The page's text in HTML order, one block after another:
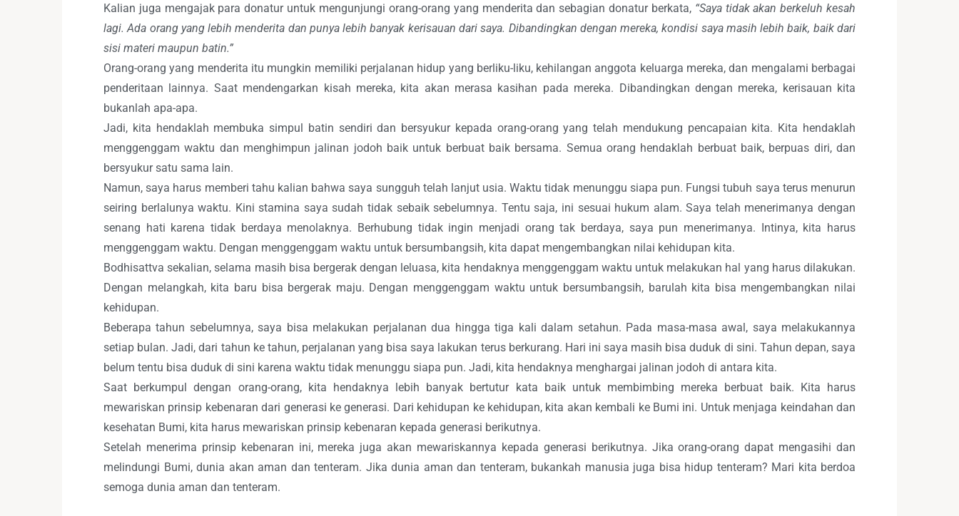
Kalian juga mengajak para donatur untuk mengunjungi orang-orang yang menderita dan sebagian donatur berkata, “Saya tidak akan berkeluh kesah
lagi. Ada orang yang lebih menderita dan punya lebih banyak kerisauan dari saya. Dibandingkan dengan mereka, kondisi saya masih lebih baik, baik dari
sisi materi maupun batin.”
Orang-orang yang menderita itu mungkin memiliki perjalanan hidup yang berliku-liku, kehilangan anggota keluarga mereka, dan mengalami berbagai
penderitaan lainnya. Saat mendengarkan kisah mereka, kita akan merasa kasihan pada mereka. Dibandingkan dengan mereka, kerisauan kita
bukanlah apa-apa.
Jadi, kita hendaklah membuka simpul batin sendiri dan bersyukur kepada orang-orang yang telah mendukung pencapaian kita. Kita hendaklah
menggenggam waktu dan menghimpun jalinan jodoh baik untuk berbuat baik bersama. Semua orang hendaklah berbuat baik, berpuas diri, dan
bersyukur satu sama lain.
Namun, saya harus memberi tahu kalian bahwa saya sungguh telah lanjut usia. Waktu tidak menunggu siapa pun. Fungsi tubuh saya terus menurun
seiring berlalunya waktu. Kini stamina saya sudah tidak sebaik sebelumnya. Tentu saja, ini sesuai hukum alam. Saya telah menerimanya dengan
senang hati karena tidak berdaya menolaknya. Berhubung tidak ingin menjadi orang tak berdaya, saya pun menerimanya. Intinya, kita harus
menggenggam waktu. Dengan menggenggam waktu untuk bersumbangsih, kita dapat mengembangkan nilai kehidupan kita.
Bodhisattva sekalian, selama masih bisa bergerak dengan leluasa, kita hendaknya menggenggam waktu untuk melakukan hal yang harus dilakukan.
Dengan melangkah, kita baru bisa bergerak maju. Dengan menggenggam waktu untuk bersumbangsih, barulah kita bisa mengembangkan nilai
kehidupan.
Beberapa tahun sebelumnya, saya bisa melakukan perjalanan dua hingga tiga kali dalam setahun. Pada masa-masa awal, saya melakukannya
setiap bulan. Jadi, dari tahun ke tahun, perjalanan yang bisa saya lakukan terus berkurang. Hari ini saya masih bisa duduk di sini. Tahun depan, saya
belum tentu bisa duduk di sini karena waktu tidak menunggu siapa pun. Jadi, kita hendaknya menghargai jalinan jodoh di antara kita.
Saat berkumpul dengan orang-orang, kita hendaknya lebih banyak bertutur kata baik untuk membimbing mereka berbuat baik. Kita harus
mewariskan prinsip kebenaran dari generasi ke generasi. Dari kehidupan ke kehidupan, kita akan kembali ke Bumi ini. Untuk menjaga keindahan dan
kesehatan Bumi, kita harus mewariskan prinsip kebenaran kepada generasi berikutnya.
Setelah menerima prinsip kebenaran ini, mereka juga akan mewariskannya kepada generasi berikutnya. Jika orang-orang dapat mengasihi dan
melindungi Bumi, dunia akan aman dan tenteram. Jika dunia aman dan tenteram, bukankah manusia juga bisa hidup tenteram? Mari kita berdoa
semoga dunia aman dan tenteram.